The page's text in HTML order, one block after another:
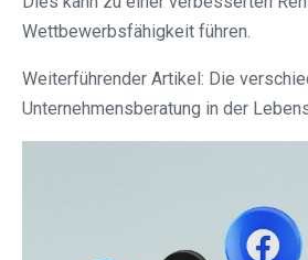
Wettbewerbsfähigkeit führen.
Weiterführender Artikel: Die
Unternehmensberatung in der